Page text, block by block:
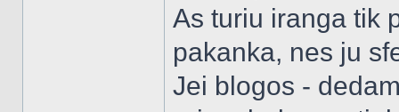
As turiu iranga tik
pakanka, nes ju
Jei blogos -